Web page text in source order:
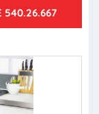
540.26.667